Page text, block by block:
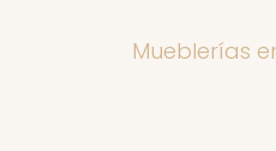
Mueblerías